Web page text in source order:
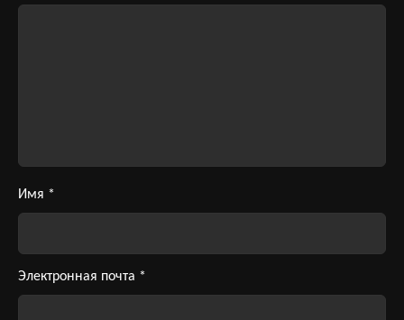
Имя *
Электронная почта *